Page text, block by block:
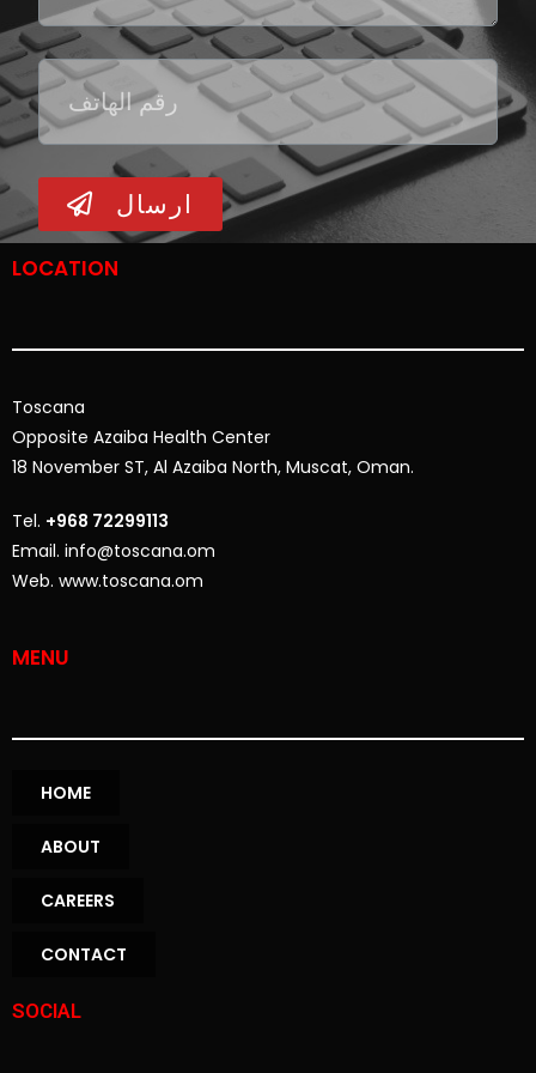
ارسال
LOCATION
Toscana
Opposite Azaiba Health Center
18 November ST, Al Azaiba North, Muscat, Oman.
Tel. +968 72299113
Email. info@toscana.om
Web. www.toscana.om
MENU
HOME
ABOUT
CAREERS
CONTACT
SOCIAL